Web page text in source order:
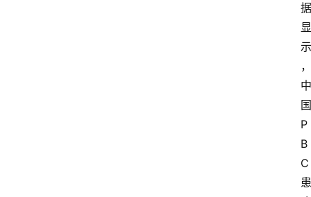
据
显
示
，
中
国
P
B
C
患